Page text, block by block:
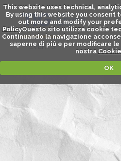
This website uses technical,
By using this website you consent
out more and modify your
PolicyQuesto sito utilizza cookie
Continuando la navigazione
saperne di piú e per modificare
nostra
OK
EVENTS